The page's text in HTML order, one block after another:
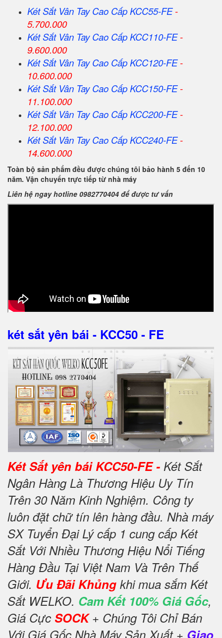
Két Sắt Vân Tay Cao Cấp KCC55-FE-
5.700.000
Két Sắt Vân Tay Cao Cấp KCC110-FE-
9.600.000
Két Sắt Vân Tay Cao Cấp KCC120-FE-
10.600.000
Két Sắt Vân Tay Cao Cấp KCC150-FE-
11.100.000
Két Sắt Vân Tay Cao Cấp KCC200-FE-
12.100.000
Két Sắt Vân Tay Cao Cấp KCC240-FE-
14.600.000
Toàn bộ sản phẩm đều được chúng tôi bảo hành 5 đến 10
năm. Vận chuyển trực tiếp từ nhà máy
Liên hệ ngay hotline 0982770404 để được tư vấn
két sắt yên bái - KCC50 - FE
Két Sắt yên bái KCC50-FE - Két Sắt
Ngân Hàng Là Thương Hiệu Uy Tín
Trên 30 Năm Kinh Nghiệm. Công ty
luôn đặt chữ tín lên hàng đầu. Nhà máy
SX Tuyển Đại Lý cấp 1 cung cấp Két
Sắt Với Nhiều Thương Hiệu Nổi Tiếng
Hàng Đầu Tại Việt Nam Và Trên Thế
Giới. Ưu Đãi Khủng khi mua sắm Két
Sắt WELKO. Cam Kết 100% Giá Gốc,
Giá Cực SOCK+ Chúng Tôi Chỉ Bán
Với Giá Gốc Nhà Máy Sản Xuất + Giao